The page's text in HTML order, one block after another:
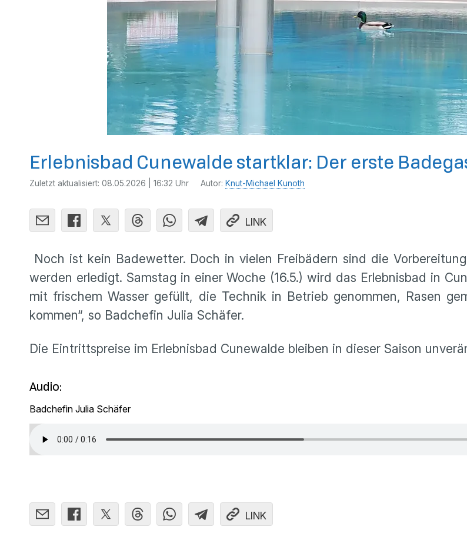
Erlebnisbad Cunewalde startklar: Der erste
Zuletzt aktualisiert: 08.05.2026 | 16:32 Uhr Autor: Knut-Michael Kunoth
LINK
Noch ist kein Badewetter. Doch in vielen Freibädern sind die
werden erledigt. Samstag in einer Woche (16.5.) wird das Erlebnisbad in
mit frischem Wasser gefüllt, die Technik in Betrieb genommen, Rasen
kommen“, so Badchefin Julia Schäfer.
Die Eintrittspreise im Erlebnisbad Cunewalde bleiben in dieser Saison
Audio:
Badchefin Julia Schäfer
LINK